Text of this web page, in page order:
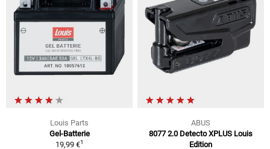
Louis Parts
Gel-Batterie
19,99 €1
ABUS
8077 2.0 Detecto XPLUS Louis
Edition